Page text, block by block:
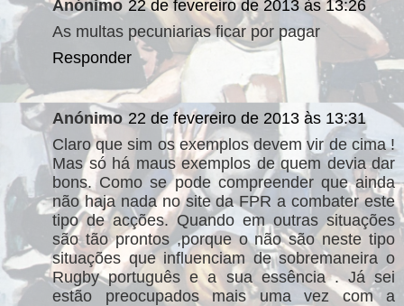
Anónimo 22 de fevereiro de 2013 às 13:26
As multas pecuniarias ficar por pagar
Responder
Anónimo 22 de fevereiro de 2013 às 13:31
Claro que sim os exemplos devem vir de cima !
Mas só há maus exemplos de quem devia dar
bons. Como se pode compreender que ainda
não haja nada no site da FPR a combater este
tipo de acções. Quando em outras situações
são tão prontos ,porque o não são neste tipo
situações que influenciam de sobremaneira o
Rugby português e a sua essência . Já sei
estão preocupados mais uma vez com a